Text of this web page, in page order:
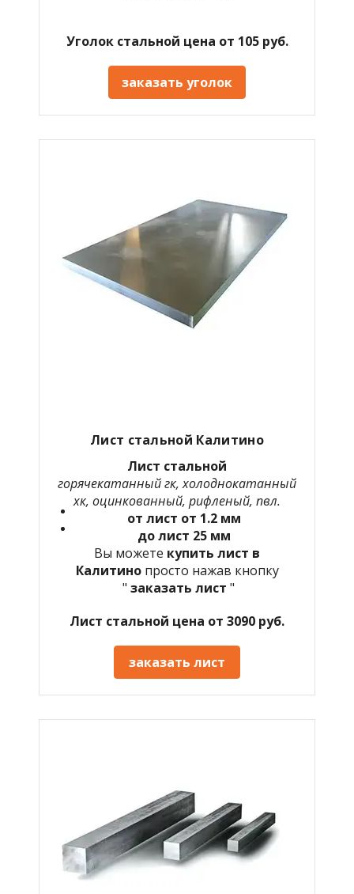
Уголок стальной цена от 105 руб.
заказать уголок
Лист стальной Калитино
Лист стальной
горячекатанный гк, холоднокатанный
хк, оцинкованный, рифленый, пвл.
от лист от 1.2 мм
до лист 25 мм
Вы можете купить лист в
Калитино просто нажав кнопку
" заказать лист "
Лист стальной цена от 3090 руб.
заказать лист